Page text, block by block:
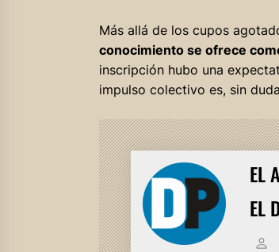
Más allá de los cupos
conocimiento se ofrece
inscripción hubo una
impulso colectivo es, sin
EL
EL